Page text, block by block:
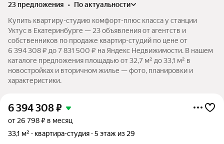
23 предложения •
по актуальности
Купить квартиру-студию комфорт-плюс класса у станции
Уктус в Екатеринбурге — 23 объявления от агентств и
собственников по продаже квартир-студий по цене от
6 394 308 ₽ до 7 831 500 ₽ на Яндекс Недвижимости. В нашем
каталоге предложения площадью от 32,7 м² до 33,1 м² в
новостройках и вторичном жилье — фото, планировки и
характеристики.
6 394 308₽
от 26 798 ₽ в месяц
33,1 м²
квартира-студия 5 этаж из 29